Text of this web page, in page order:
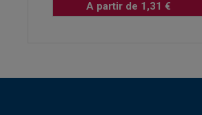
A partir de 1,31 €